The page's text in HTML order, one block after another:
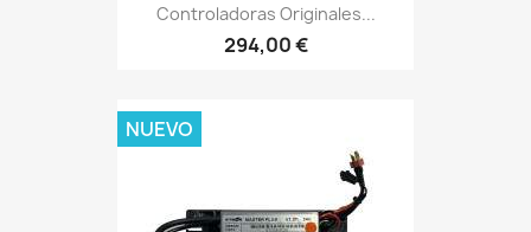
Controladoras Originales...
294,00 €
NUEVO